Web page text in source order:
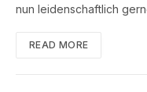
nun leidenschaftlich
READ MORE